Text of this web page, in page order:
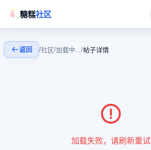
糖糕社区
返回 /社区/加载中.../帖子详情
加载失败，请刷新重试